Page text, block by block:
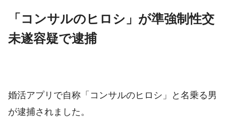
「コンサルのヒロシ」が準強制性交
未遂容疑で逮捕
婚活アプリで自称「コンサルのヒロシ」と名乗る男
が逮捕されました。